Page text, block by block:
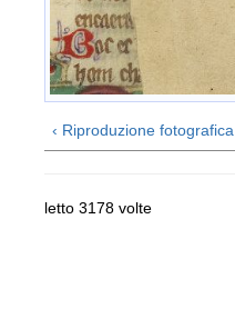
‹ Riproduzione fotografica
letto 3178 volte